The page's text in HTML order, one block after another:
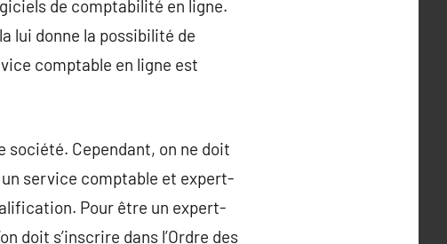
de comptabilité en ligne.
lui donne la possibilité de
comptable en ligne est
société. Cependant, on ne doit
service comptable et expert-
Pour être un expert-
doit s’inscrire dans l’Ordre des